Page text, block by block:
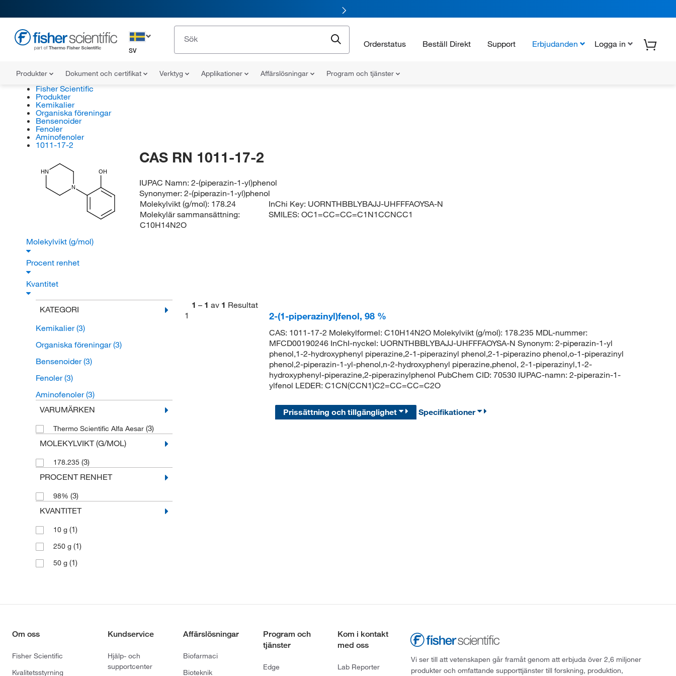
SV
Orderstatus Beställ Direkt Support Erbjudanden Logga in
Produkter Dokument och certifikat Verktyg Applikationer Affärslösningar Program och tjänster
Fisher Scientific
Produkter
Kemikalier
Organiska föreningar
Bensenoider
Fenoler
Aminofenoler
1011-17-2
OH
N
HN
CAS RN 1011-17-2
IUPAC Namn:2-(piperazin-1-yl)phenol
Synonymer:2-(piperazin-1-yl)phenol
Molekylvikt (g/mol): 178.24
Molekylär sammansättning:
C10H14N2O
InChi Key: UORNTHBBLYBAJJ-UHFFFAOYSA-N
SMILES:OC1=CC=CC=C1N1CCNCC1
Molekylvikt (g/mol)
Procent renhet
Kvantitet
KATEGORI
Kemikalier(3)
Organiska föreningar(3)
Bensenoider(3)
Fenoler(3)
Aminofenoler(3)
VARUMÄRKEN
Thermo Scientific Alfa Aesar (3)
MOLEKYLVIKT (G/MOL)
178.235 (3)
PROCENT RENHET
98% (3)
KVANTITET
10 g (1)
250 g (1)
50 g (1)
1 – 1 av 1 Resultat
1
2-(1-piperazinyl)fenol, 98 %
CAS: 1011-17-2 Molekylformel: C10H14N2O Molekylvikt (g/mol): 178.235 MDL-nummer:
MFCD00190246 InChI-nyckel: UORNTHBBLYBAJJ-UHFFFAOYSA-N Synonym: 2-piperazin-1-yl
phenol,1-2-hydroxyphenyl piperazine,2-1-piperazinyl phenol,2-1-piperazino phenol,o-1-piperazinyl
phenol,2-piperazin-1-yl-phenol,n-2-hydroxyphenyl piperazine,phenol, 2-1-piperazinyl,1-2-
hydroxyphenyl-piperazine,2-piperazinylphenol PubChem CID: 70530 IUPAC-namn: 2-piperazin-1-
ylfenol LEDER: C1CN(CCN1)C2=CC=CC=C2O
Prissättning och tillgänglighet Specifikationer
Om oss
Fisher Scientific
Kvalitetsstyrning
Kundservice
Hjälp- och
supportcenter
Affärslösningar
Biofarmaci
Bioteknik
Program och
tjänster
Edge
Kom i kontakt
med oss
Lab Reporter
Vi ser till att vetenskapen går framåt genom att erbjuda över 2,6 miljoner
produkter och omfattande supporttjänster till forskning, produktion,